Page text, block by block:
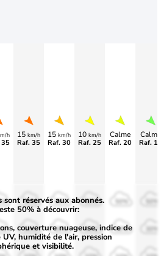
h
35
15 km/h
Raf. 35
15 km/h
Raf. 30
10 km/h
Raf. 25
Calme
Raf. 20
Calme
Raf.
50%
30%
50%
30%
50%
30%
50%
30%
sont réservés aux abonnés.
50% à découvrir:
couverture nuageuse, indice de
humidité de l'air, pression
et visibilité.